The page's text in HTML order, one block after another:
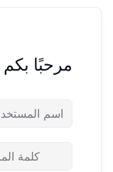
مرحبًا